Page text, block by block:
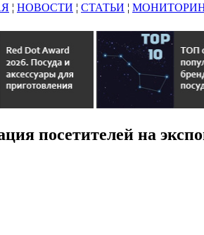
¦ НОВОСТИ ¦ СТАТЬИ ¦
посетителей на